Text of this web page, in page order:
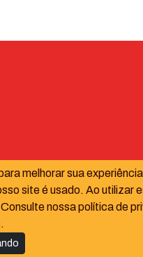
melhorar sua
site é usado. Ao utilizar
nossa política de